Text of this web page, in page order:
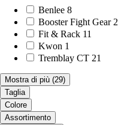
Benlee 8
Booster Fight Gear 2
Fit & Rack 11
Kwon 1
Tremblay CT 21
Mostra di più (29)
Taglia
Colore
Assortimento